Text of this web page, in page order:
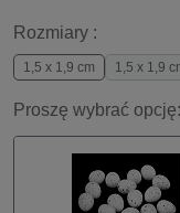
Rozmiary :
1,5 x 1,9 cm 1,5 x 1,9
Proszę wybrać opcję: